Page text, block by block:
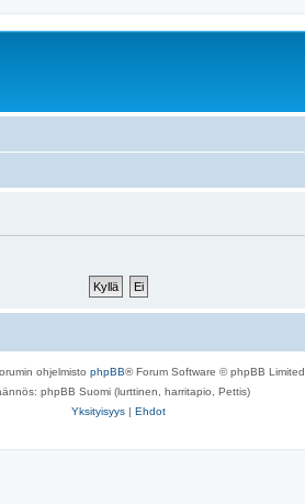
ohjelmisto phpBB® Forum Software © phpBB Limited
phpBB Suomi (lurttinen, harritapio, Pettis)
Yksityisyys | Ehdot